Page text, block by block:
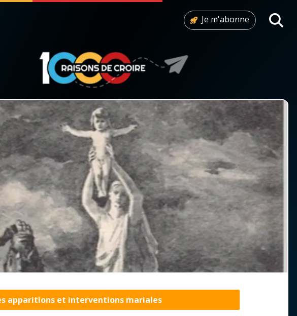
À propos Facebook
◼︎À la une
1000 Raisons de Croire
Chapelet pour le monde
Contact
Faire un don
Marie de Nazareth
Je m'abonne
apparitions et interventions mariales